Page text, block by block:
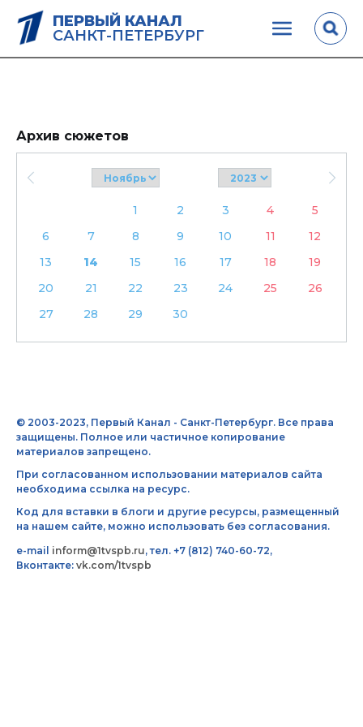
ПЕРВЫЙ КАНАЛ
САНКТ-ПЕТЕРБУРГ
Архив сюжетов
1 2 3 4
5
6
7 8 9 10 11
12
13
14 15 16 17 18
19
20
21 22 23 24 25
26
27
28 29 30
© 2003-2023, Первый Канал - Санкт-Петербург. Все права
защищены. Полное или частичное копирование
материалов запрещено.
При согласованном использовании материалов сайта
необходима ссылка на ресурс.
Код для вставки в блоги и другие ресурсы, размещенный
на нашем сайте, можно использовать без согласования.
e-mail inform@1tvspb.ru, тел. +7 (812) 740-60-72,
Вконтакте: vk.com/1tvspb